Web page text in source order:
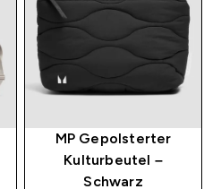
MP Gepolsterter
Kulturbeutel –
Schwarz